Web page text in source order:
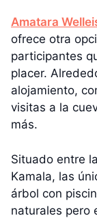
Amatara
ofrece otra
participantes
placer.
alojamiento,
visitas a la
más.
Situado entre
Kamala, las
árbol con
naturales pero